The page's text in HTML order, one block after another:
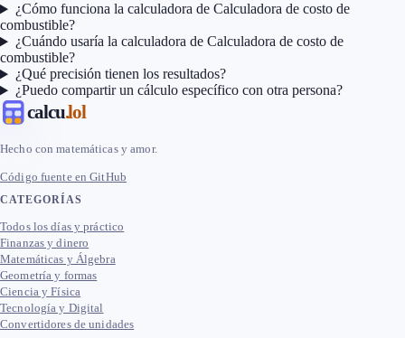
¿Cómo funciona la calculadora de Calculadora de costo de
combustible?
¿Cuándo usaría la calculadora de Calculadora de costo de
combustible?
¿Qué precisión tienen los resultados?
¿Puedo compartir un cálculo específico con otra persona?
calcu.lol
Hecho con matemáticas y amor.
Código fuente en GitHub
CATEGORÍAS
Todos los días y práctico
Finanzas y dinero
Matemáticas y Álgebra
Geometría y formas
Ciencia y Física
Tecnología y Digital
Convertidores de unidades